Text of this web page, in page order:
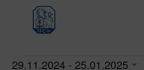
springen
29.11.2024 - 25.01.2025